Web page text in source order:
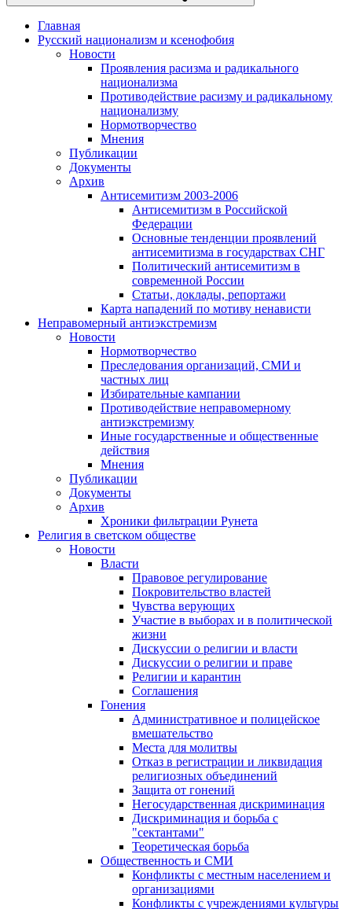
Главная
Русский национализм и ксенофобия
Новости
Проявления расизма и радикального
национализма
Противодействие расизму и радикальному
национализму
Нормотворчество
Мнения
Публикации
Документы
Архив
Антисемитизм 2003-2006
Антисемитизм в Российской
Федерации
Основные тенденции проявлений
антисемитизма в государствах СНГ
Политический антисемитизм в
современной России
Статьи, доклады, репортажи
Карта нападений по мотиву ненависти
Неправомерный антиэкстремизм
Новости
Нормотворчество
Преследования организаций, СМИ и
частных лиц
Избирательные кампании
Противодействие неправомерному
антиэкстремизму
Иные государственные и общественные
действия
Мнения
Публикации
Документы
Архив
Хроники фильтрации Рунета
Религия в светском обществе
Новости
Власти
Правовое регулирование
Покровительство властей
Чувства верующих
Участие в выборах и в политической
жизни
Дискуссии о религии и власти
Дискуссии о религии и праве
Религии и карантин
Соглашения
Гонения
Административное и полицейское
вмешательство
Места для молитвы
Отказ в регистрации и ликвидация
религиозных объединений
Защита от гонений
Негосударственная дискриминация
Дискриминация и борьба с
"сектантами"
Теоретическая борьба
Общественность и СМИ
Конфликты с местным населением и
организациями
Конфликты с учреждениями культуры